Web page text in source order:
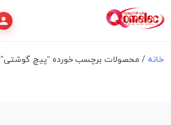
خانه / محصولات برچسب خورده “پیچ گوشتی”